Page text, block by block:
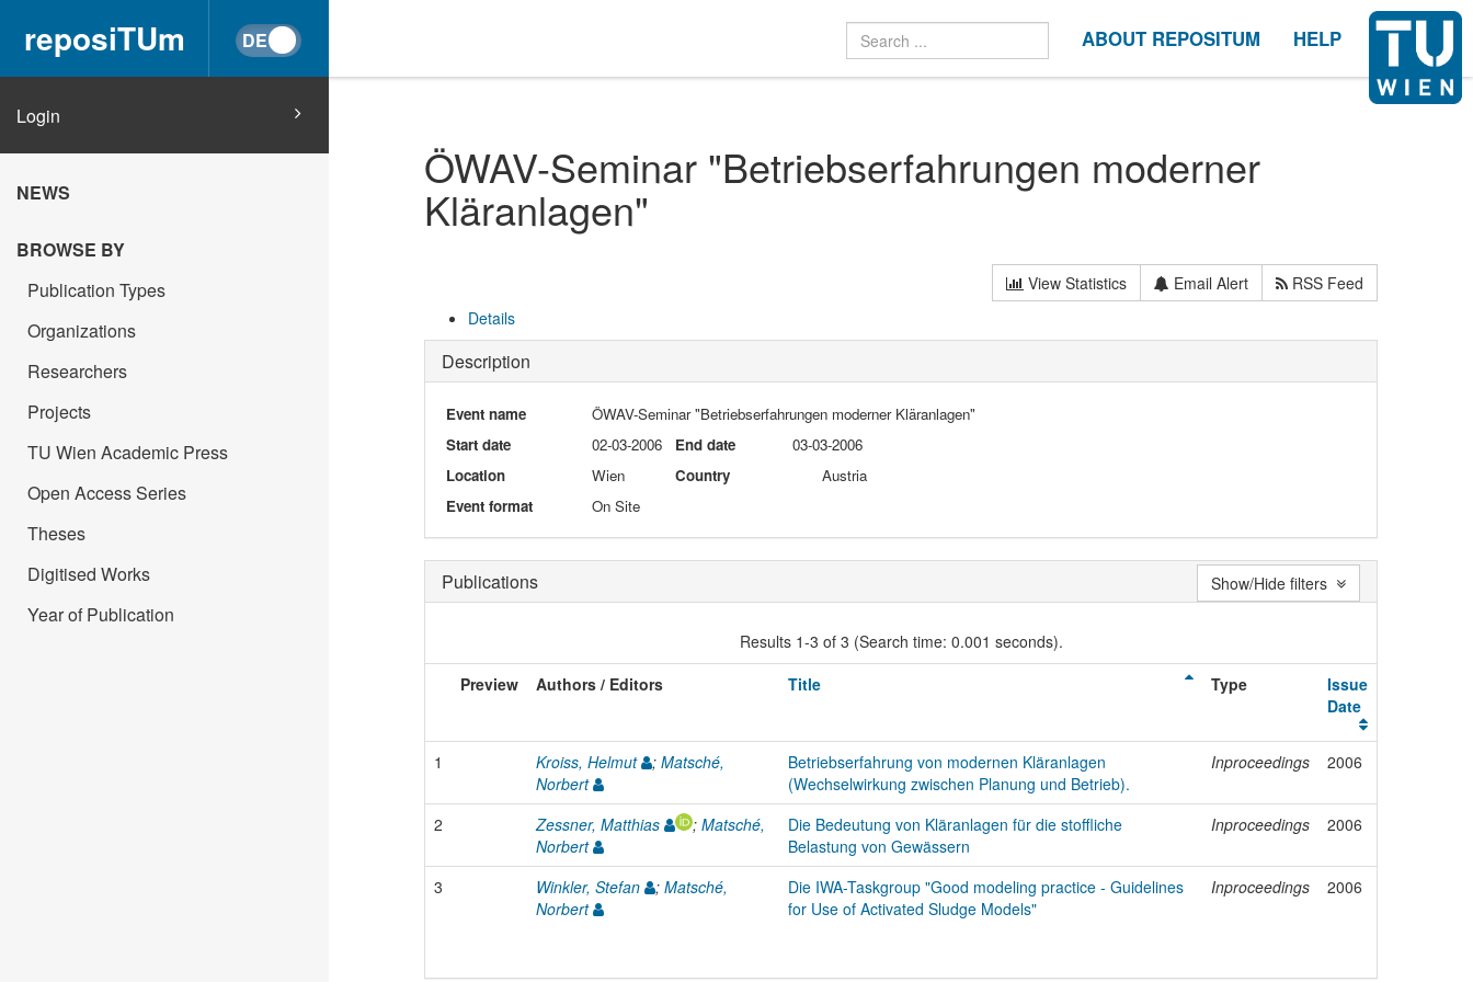
reposiTUm ABOUT REPOSITUM HELP
Login
NEWS
BROWSE BY
Publication Types
Organizations
Researchers
Projects
TU Wien Academic Press
Open Access Series
Theses
Digitised Works
Year of Publication
ÖWAV-Seminar "Betriebserfahrungen moderner
Kläranlagen"
View Statistics Email Alert
RSS Feed
Details
Description
Event name
ÖWAV-Seminar "Betriebserfahrungen moderner Kläranlagen"
Start date
02-03-2006 End date
03-03-2006
Location
Wien Country
Austria
Event format
On Site
Publications
Results 1-3 of 3 (Search time: 0.001 seconds).
Preview
Authors / Editors Title Type
Issue
Date
1 Kroiss, Helmut ; Matsché,
Norbert
Betriebserfahrung von modernen Kläranlagen
(Wechselwirkung zwischen Planung und Betrieb).
Inproceedings 2006
2 Zessner, Matthias ; Matsché,
Norbert
Die Bedeutung von Kläranlagen für die stoffliche
Belastung von Gewässern
Inproceedings 2006
3 Winkler, Stefan ; Matsché,
Norbert
Die IWA-Taskgroup "Good modeling practice - Guidelines
for Use of Activated Sludge Models"
Inproceedings 2006